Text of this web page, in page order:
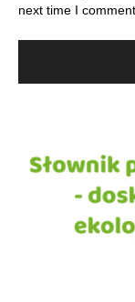
next time I